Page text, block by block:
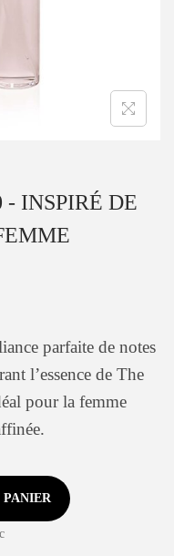
- INSPIRÉ DE
parfaite de notes
l’essence de The
pour la femme
PANIER